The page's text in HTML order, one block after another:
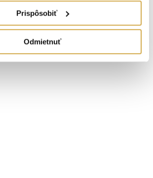
Prispôsobiť
Odmietnuť